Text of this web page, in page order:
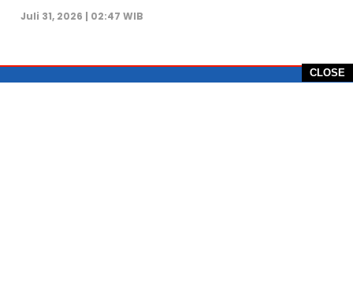
CLOSE
Juli 31, 2026 | 02:47 WIB